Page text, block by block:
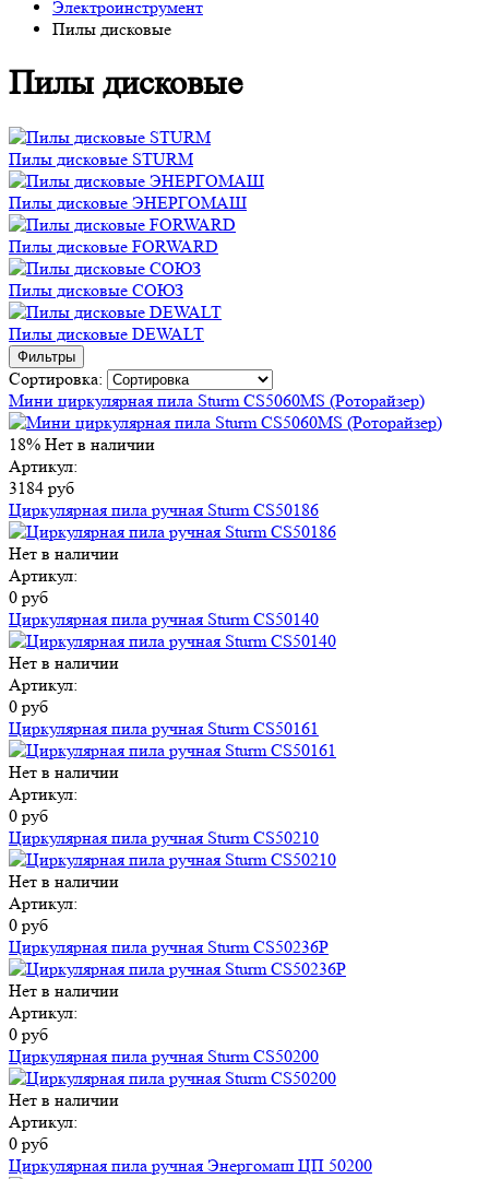
Электроинструмент
Пилы дисковые
Пилы дисковые
Пилы дисковые STURM
Пилы дисковые ЭНЕРГОМАШ
Пилы дисковые FORWARD
Пилы дисковые СОЮЗ
Пилы дисковые DEWALT
Фильтры
Сортировка:
Мини циркулярная пила Sturm CS5060MS (Роторайзер)
18% Нет в наличии
Артикул:
3184 руб
Циркулярная пила ручная Sturm CS50186
Нет в наличии
Артикул:
0 руб
Циркулярная пила ручная Sturm CS50140
Нет в наличии
Артикул:
0 руб
Циркулярная пила ручная Sturm CS50161
Нет в наличии
Артикул:
0 руб
Циркулярная пила ручная Sturm CS50210
Нет в наличии
Артикул:
0 руб
Циркулярная пила ручная Sturm CS50236P
Нет в наличии
Артикул:
0 руб
Циркулярная пила ручная Sturm CS50200
Нет в наличии
Артикул:
0 руб
Циркулярная пила ручная Энергомаш ЦП 50200